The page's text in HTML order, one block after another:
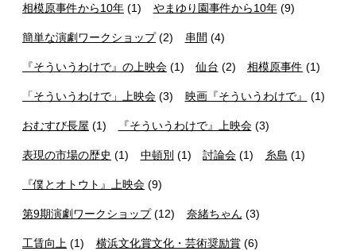
相模原事件から10年 (1) やまゆり園事件から10年(9)
簡単な演劇ワークショップ(2) 串間 (4)
『そういうわけで』の上映会 (1) 仙台 (2) 相模原事件 (1)
「そういうわけで」上映会 (3) 映画『そういうわけで』 (1)
おむすび長屋 (1) 『そういうわけで』上映会(3)
表現の市場の歴史 (1) 中頓別 (1) 討論会 (1) 糸島 (1)
『僕とオトウト』上映会 (9)
第9期演劇ワークショップ(12) 奈緒ちゃん (3)
工賃向上 (1) 横浜文化賞文化・芸術奨励賞(6)